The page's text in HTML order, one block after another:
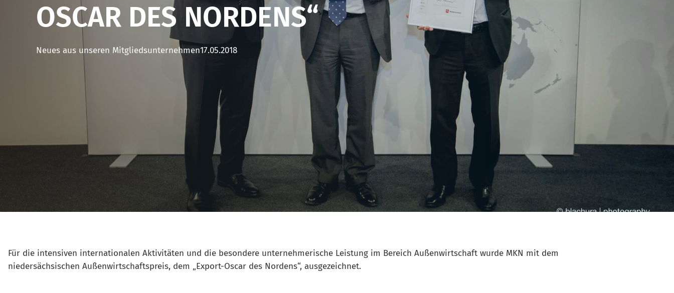
OSCAR DES NORDENS“
Neues aus unseren Mitgliedsunternehmen17.05.2018
Für die intensiven internationalen Aktivitäten und die besondere unternehmerische Leistung im Bereich Außenwirtschaft wurde MKN mit dem
niedersächsischen Außenwirtschaftspreis, dem „Export-Oscar des Nordens“, ausgezeichnet.